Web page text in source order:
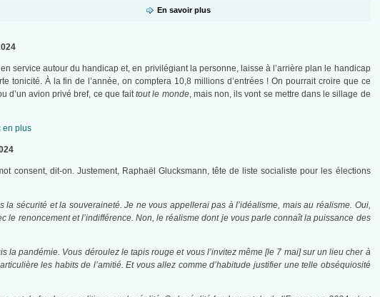
En savoir plus
service autour du handicap et, en privilégiant la personne, laisse à l’arrière plan le handicap
tonicité. À la fin de l’année, on comptera 10,8 millions d’entrées ! On pourrait croire que ce
d’un avion privé bref, ce que faittout le monde, mais non, ils vont se mettre dans le sillage de
en plus
consent, dit-on. Justement, Raphaël Glucksmann, tête de liste socialiste pour les élections
sécurité et la souveraineté. Je ne vous appellerai pas à l’idéalisme, mais au réalisme. Oui,
renoncement et l’indifférence. Non, le réalisme dont je vous parle connaît la puissance des
pandémie. Vous déroulez le tapis rouge et vous l’invitez même [le 7 mai] sur un lieu cher à
les habits de l’amitié. Et vous allez comme d’habitude justifier une telle obséquiosité